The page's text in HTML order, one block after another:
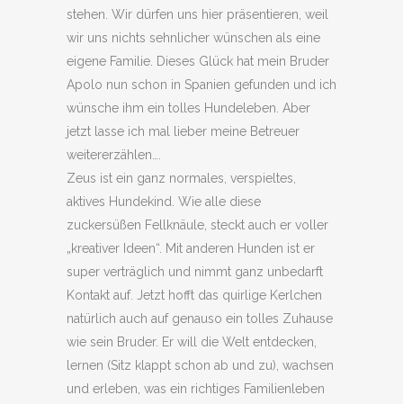
stehen. Wir dürfen uns hier präsentieren, weil
wir uns nichts sehnlicher wünschen als eine
eigene Familie. Dieses Glück hat mein Bruder
Apolo nun schon in Spanien gefunden und ich
wünsche ihm ein tolles Hundeleben. Aber
jetzt lasse ich mal lieber meine Betreuer
weitererzählen….
Zeus ist ein ganz normales, verspieltes,
aktives Hundekind. Wie alle diese
zuckersüßen Fellknäule, steckt auch er voller
„kreativer Ideen“. Mit anderen Hunden ist er
super verträglich und nimmt ganz unbedarft
Kontakt auf. Jetzt hofft das quirlige Kerlchen
natürlich auch auf genauso ein tolles Zuhause
wie sein Bruder. Er will die Welt entdecken,
lernen (Sitz klappt schon ab und zu), wachsen
und erleben, was ein richtiges Familienleben